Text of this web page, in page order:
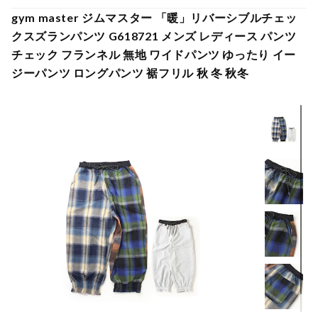
gym master ジムマスター 「暖」リバーシブルチェッ
クスズランパンツ G618721 メンズ レディース パンツ
チェック フランネル 無地 ワイドパンツ ゆったり イー
ジーパンツ ロングパンツ 裾フリル 秋 冬 秋冬